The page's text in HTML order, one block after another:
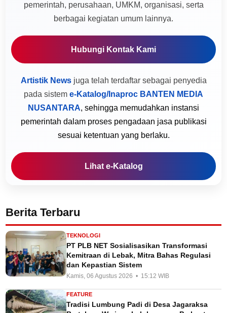
pemerintah, perusahaan, UMKM, organisasi, serta
berbagai kegiatan umum lainnya.
Hubungi Kontak Kami
Artistik Newsjuga telah terdaftar sebagai penyedia
pada sistem e-Katalog/Inaproc BANTEN MEDIA
NUSANTARA, sehingga memudahkan instansi
pemerintah dalam proses pengadaan jasa publikasi
sesuai ketentuan yang berlaku.
Lihat e-Katalog
Berita Terbaru
TEKNOLOGI
PT PLB NET Sosialisasikan Transformasi
Kemitraan di Lebak, Mitra Bahas Regulasi
dan Kepastian Sistem
Kamis, 06 Agustus 2026 • 15:12 WIB
FEATURE
Tradisi Lumbung Padi di Desa Jagaraksa